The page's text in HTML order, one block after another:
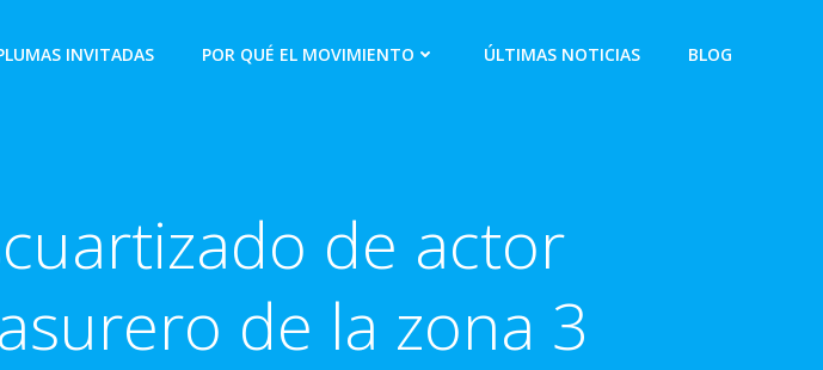
INVITADAS POR QUÉ EL MOVIMIENTO ÚLTIMAS NOTICIAS BLOG
de actor
de la zona 3